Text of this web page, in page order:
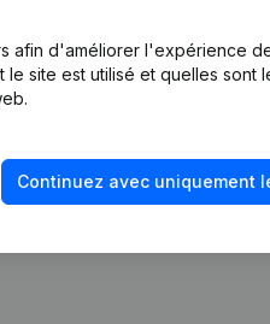
afin d'améliorer l'expérience
site est utilisé et quelles sont
Continuez avec uniquement
fraude
Consulter des comptes
Vérification de la solvabilité